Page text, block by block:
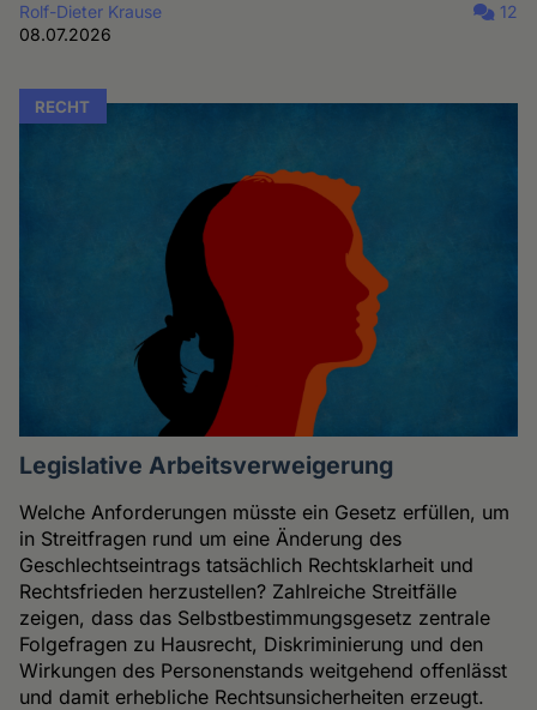
Rolf-Dieter Krause
08.07.2026
12
RECHT
Legislative Arbeitsverweigerung
Welche Anforderungen müsste ein Gesetz erfüllen, um
in Streitfragen rund um eine Änderung des
Geschlechtseintrags tatsächlich Rechtsklarheit und
Rechtsfrieden herzustellen? Zahlreiche Streitfälle
zeigen, dass das Selbstbestimmungsgesetz zentrale
Folgefragen zu Hausrecht, Diskriminierung und den
Wirkungen des Personenstands weitgehend offenlässt
und damit erhebliche Rechtsunsicherheiten erzeugt.